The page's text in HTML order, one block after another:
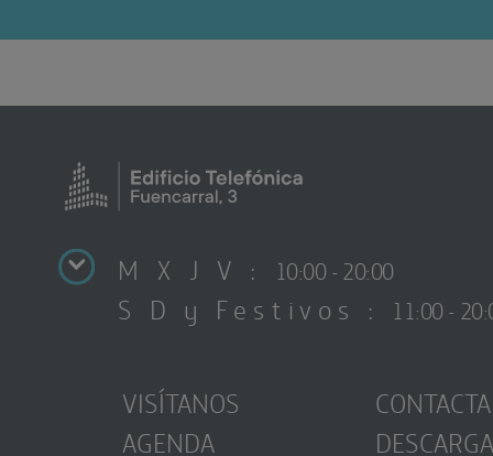
M X J V : 10:00 - 20:00
S D y Festivos : 11:00 -
VISÍTANOS
AGENDA
CONTACTA